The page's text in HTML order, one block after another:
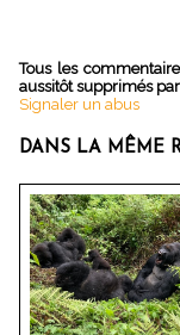
Tous les
aussitôt supprimés
Signaler un abus
DANS LA MÊME